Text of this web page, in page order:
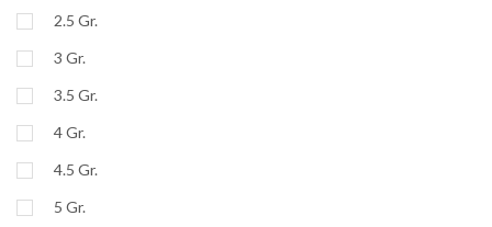
2.5 Gr.
3 Gr.
3.5 Gr.
4 Gr.
4.5 Gr.
5 Gr.